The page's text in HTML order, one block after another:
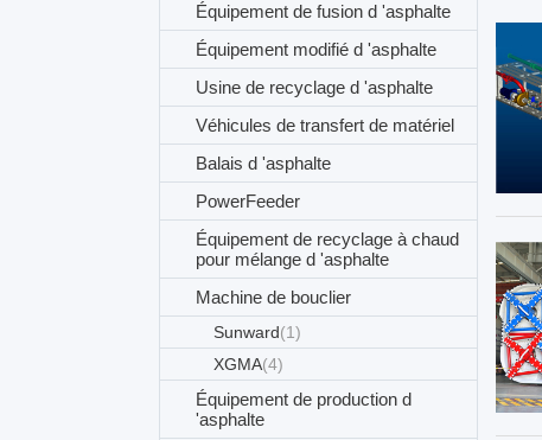
Équipement de fusion d 'asphalte
Équipement modifié d 'asphalte
Usine de recyclage d 'asphalte
Véhicules de transfert de matériel
Balais d 'asphalte
PowerFeeder
Équipement de recyclage à chaud
pour mélange d 'asphalte
Machine de bouclier
Sunward(1)
XGMA(4)
Équipement de production d
'asphalte